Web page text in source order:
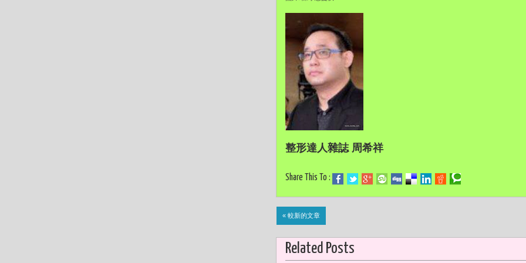
整形達人雜誌 周希祥
Share This To :
« 較新的文章
Related Posts